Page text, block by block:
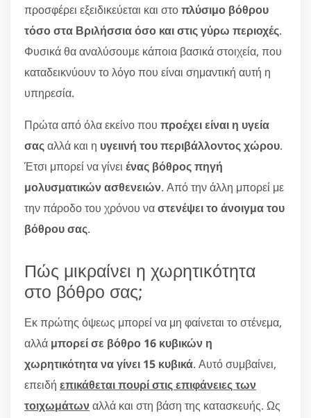
προσφέρει εξειδικεύεται και στοπλύσιμο βόθρου
τόσο στα Βριλήσσια όσο και στις γύρω περιοχές.
Φυσικά θα αναλύσουμε κάποια βασικά στοιχεία, που
καταδεικνύουν το λόγο που είναι σημαντική αυτή η
υπηρεσία.
Πρώτα από όλα εκείνο που προέχει είναι η υγεία
σαςαλλά και η υγειινή του περιβάλλοντος χώρου.
Έτσι μπορεί να γίνει ένας βόθρος πηγή
μολυσματικών ασθενειών. Από την άλλη μπορεί με
την πάροδο του χρόνου ναστενέψει το άνοιγμα του
βόθρου σας.
Πώς μικραίνει η χωρητικότητα
στο βόθρο σας;
Εκ πρώτης όψεως μπορεί να μη φαίνεται το στένεμα,
αλλά μπορεί σε βόθρο 16 κυβικών η
χωρητικότητα να γίνει 15 κυβικά. Αυτό συμβαίνει,
επειδή επικάθεται πουρί στις επιφάνειες των
τοιχωμάτωναλλά και στη βάση της κατασκευής. Ως